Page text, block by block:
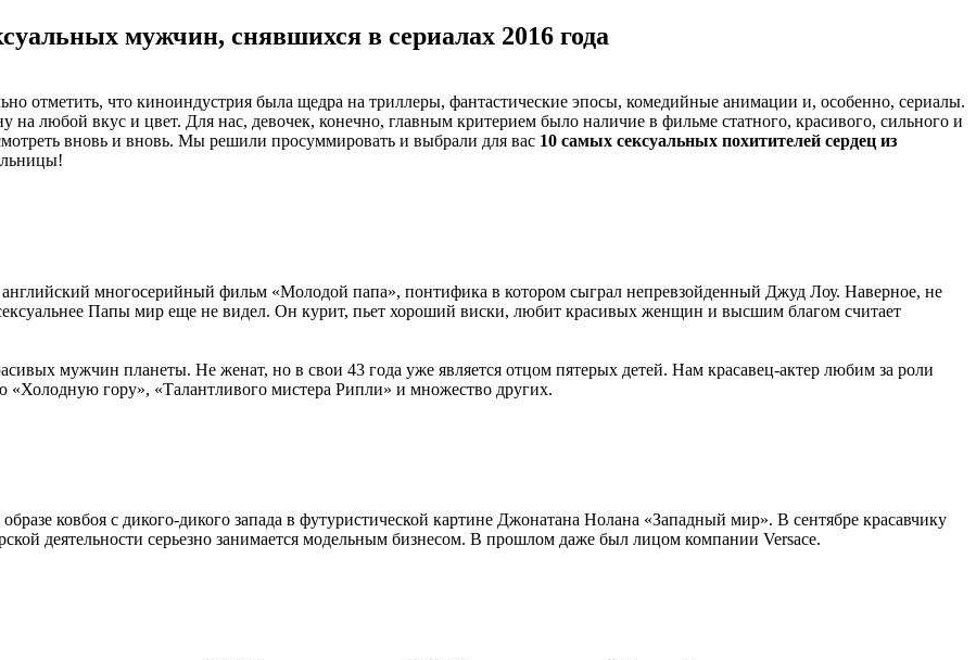
мужчин, снявшихся в сериалах 2016 года
отметить, что киноиндустрия была щедра на триллеры, фантастические эпосы, комедийные анимации и, особенно, сериалы.
на любой вкус и цвет. Для нас, девочек, конечно, главным критерием было наличие в фильме статного, красивого, сильного и
смотреть вновь и вновь. Мы решили просуммировать и выбрали для вас 10 самых сексуальных похитителей сердец из
многосерийный фильм «Молодой папа», понтифика в котором сыграл непревзойденный Джуд Лоу. Наверное, не
Папы мир еще не видел. Он курит, пьет хороший виски, любит красивых женщин и высшим благом считает
мужчин планеты. Не женат, но в свои 43 года уже является отцом пятерых детей. Нам красавец-актер любим за роли
гору», «Талантливого мистера Рипли» и множество других.
ковбоя с дикого-дикого запада в футуристической картине Джонатана Нолана «Западный мир». В сентябре красавчику
деятельности серьезно занимается модельным бизнесом. В прошлом даже был лицом компании Versace.